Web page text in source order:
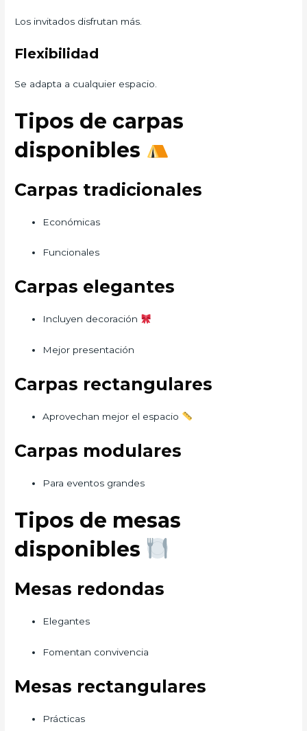
Los invitados disfrutan más.
Flexibilidad
Se adapta a cualquier espacio.
Tipos de carpas
disponibles
Carpas tradicionales
Económicas
Funcionales
Carpas elegantes
Incluyen decoración
Mejor presentación
Carpas rectangulares
Aprovechan mejor el espacio
Carpas modulares
Para eventos grandes
Tipos de mesas
disponibles
Mesas redondas
Elegantes
Fomentan convivencia
Mesas rectangulares
Prácticas